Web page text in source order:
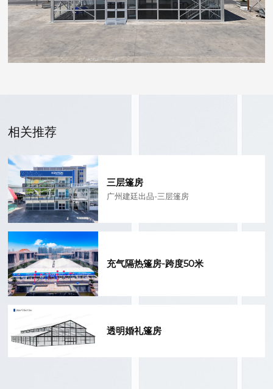
相关推荐
三层篷房
广州建廷出品-三层篷房
充气隔热篷房-跨度50米
透明婚礼篷房